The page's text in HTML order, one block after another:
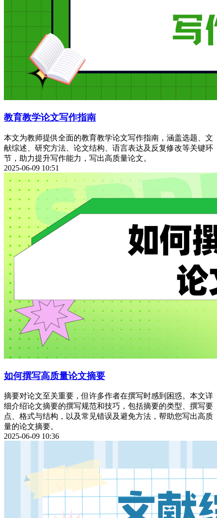
教育教学论文写作指南
本文为教师提供全面的教育教学论文写作指南，涵盖选题、文
献综述、研究方法、论文结构、语言表达及反复修改等关键环
节，助力提升写作能力，写出高质量论文。
2025-06-09 10:51
如何撰写高质量论文摘要
摘要对论文至关重要，但许多作者在撰写时感到困惑。本文详
细介绍论文摘要的撰写规范和技巧，包括摘要的类型、撰写要
点、格式与结构，以及常见错误及避免方法，帮助您写出高质
量的论文摘要。
2025-06-09 10:36